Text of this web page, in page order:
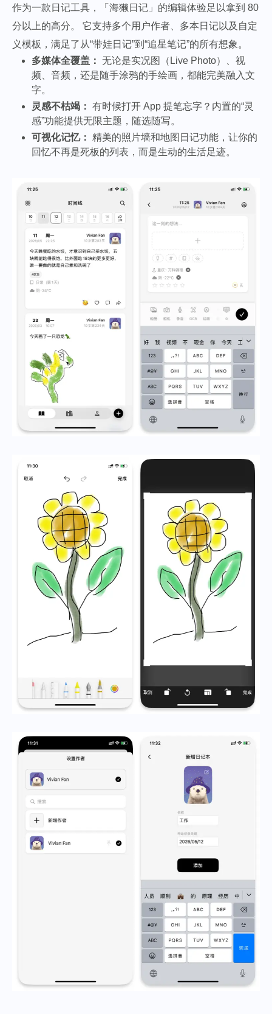
作为一款日记工具，「海獭日记」的编辑体验足以拿到 80
分以上的高分。 它支持多个用户作者、多本日记以及自定
义模板，满足了从“带娃日记”到“追星笔记”的所有想象。
多媒体全覆盖： 无论是实况图（Live Photo）、视
频、音频，还是随手涂鸦的手绘画，都能完美融入文
字。
灵感不枯竭： 有时候打开 App 提笔忘字？内置的“灵
感”功能提供无限主题，随选随写。
可视化记忆： 精美的照片墙和地图日记功能，让你的
回忆不再是死板的列表，而是生动的生活足迹。